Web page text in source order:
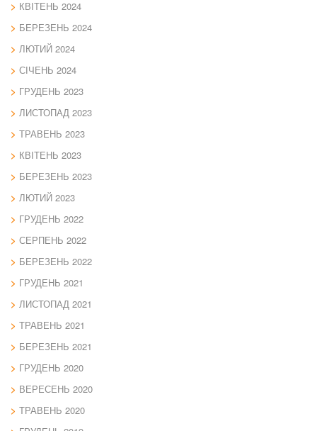
КВІТЕНЬ 2024
БЕРЕЗЕНЬ 2024
ЛЮТИЙ 2024
СІЧЕНЬ 2024
ГРУДЕНЬ 2023
ЛИСТОПАД 2023
ТРАВЕНЬ 2023
КВІТЕНЬ 2023
БЕРЕЗЕНЬ 2023
ЛЮТИЙ 2023
ГРУДЕНЬ 2022
СЕРПЕНЬ 2022
БЕРЕЗЕНЬ 2022
ГРУДЕНЬ 2021
ЛИСТОПАД 2021
ТРАВЕНЬ 2021
БЕРЕЗЕНЬ 2021
ГРУДЕНЬ 2020
ВЕРЕСЕНЬ 2020
ТРАВЕНЬ 2020